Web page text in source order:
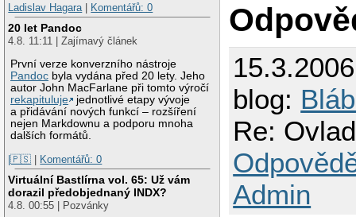
Ladislav Hagara | Komentářů: 0
20 let Pandoc
4.8. 11:11 | Zajímavý článek
První verze konverzního nástroje
Pandoc byla vydána před 20 lety. Jeho
autor John MacFarlane při tomto výročí
rekapituluje
jednotlivé etapy vývoje
a přidávání nových funkcí – rozšíření
nejen Markdownu a podporu mnoha
dalších formátů.
|🇵🇸 | Komentářů: 0
Virtuální Bastlírna vol. 65: Už vám
dorazil předobjednaný INDX?
4.8. 00:55 | Pozvánky
blog:
Re:
Admin